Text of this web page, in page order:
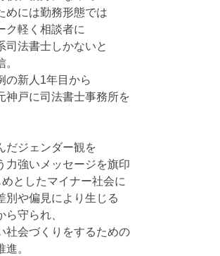
めには勤務形態では
ク軽く相談者に
司法書士しかないと
の新人1年目から
神戸に司法書士事務所を
だジェンダー観を
力強いメッセージを旗印
としたマイナー社会に
別や偏見により生じる
守られ、
社会づくりをするための
。